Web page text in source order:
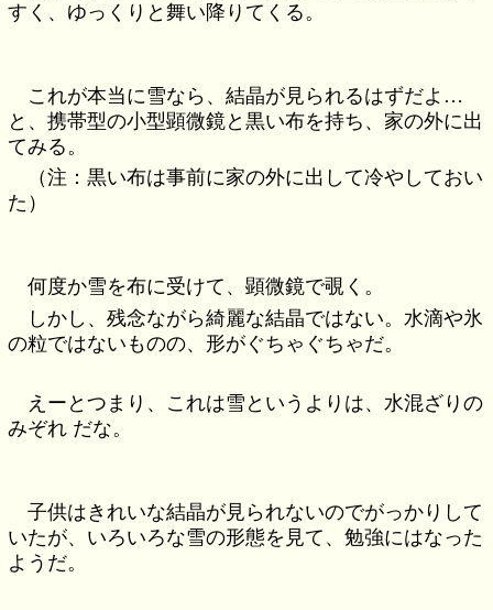
すく、ゆっくりと舞い降りてくる。
これが本当に雪なら、結晶が見られるはずだよ…
と、携帯型の小型顕微鏡と黒い布を持ち、家の外に出
てみる。
（注：黒い布は事前に家の外に出して冷やしておい
た）
何度か雪を布に受けて、顕微鏡で覗く。
しかし、残念ながら綺麗な結晶ではない。水滴や氷
の粒ではないものの、形がぐちゃぐちゃだ。
えーとつまり、これは雪というよりは、水混ざりの
みぞれ だな。
子供はきれいな結晶が見られないのでがっかりして
いたが、いろいろな雪の形態を見て、勉強にはなった
ようだ。